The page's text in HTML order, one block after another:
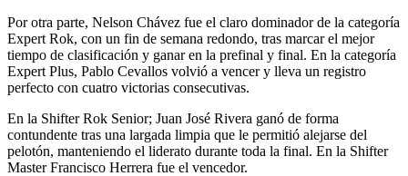
Por otra parte, Nelson Chávez fue el claro dominador de la categoría
Expert Rok, con un fin de semana redondo, tras marcar el mejor
tiempo de clasificación y ganar en la prefinal y final. En la categoría
Expert Plus, Pablo Cevallos volvió a vencer y lleva un registro
perfecto con cuatro victorias consecutivas.
En la Shifter Rok Senior; Juan José Rivera ganó de forma
contundente tras una largada limpia que le permitió alejarse del
pelotón, manteniendo el liderato durante toda la final. En la Shifter
Master Francisco Herrera fue el vencedor.